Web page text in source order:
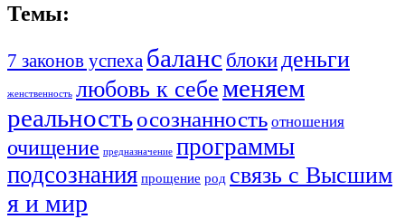
Темы:
7 законов успеха баланс блокиденьги
женственность любовь к себеменяем
реальностьосознанность отношения
очищение предназначение программы
подсознания прощение род связь с Высшим
я и мир